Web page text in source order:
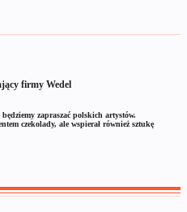
firmy Wedel
zapraszać polskich artystów.
czekolady, ale wspierał również sztukę